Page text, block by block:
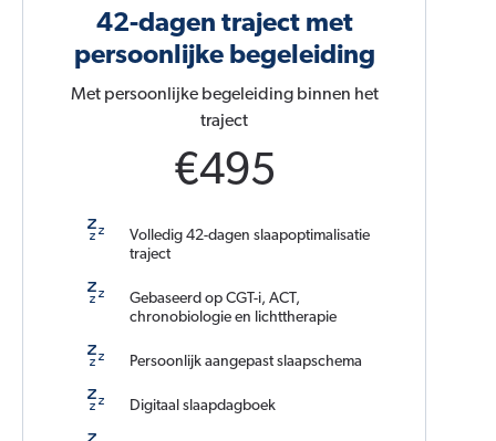
42-dagen traject met
persoonlijke begeleiding
Met persoonlijke begeleiding binnen het
traject
€495
Volledig 42-dagen slaapoptimalisatie
traject
Gebaseerd op CGT-i, ACT,
chronobiologie en lichttherapie
Persoonlijk aangepast slaapschema
Digitaal slaapdagboek